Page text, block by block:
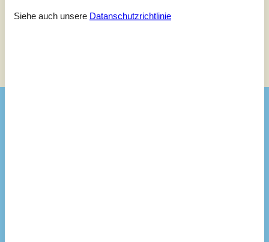
Siehe auch unsere Datanschutzrichtlinie